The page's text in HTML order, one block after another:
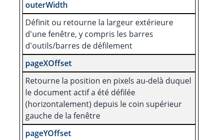
outerWidth
Définit ou retourne la largeur extérieure
d'une fenêtre, y compris les barres
d'outils/barres de défilement
pageXOffset
Retourne la position en pixels au-delà duquel
le document actif a été défilée
(horizontalement) depuis le coin supérieur
gauche de la fenêtre
pageYOffset